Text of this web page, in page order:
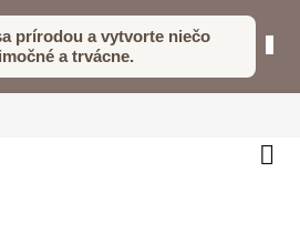
prírodou a vytvorte niečo
a trvácne.